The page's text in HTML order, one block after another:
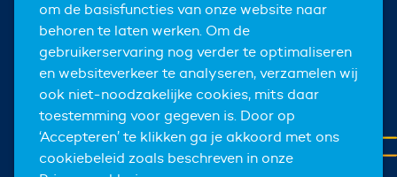
Over ons
Over Fortes
Nieuws & events
Carrières
Contact
om de basisfuncties van onze website naar
behoren te laten werken. Om de
gebruikerservaring nog verder te optimaliseren
en websiteverkeer te analyseren, verzamelen wij
ook niet-noodzakelijke cookies, mits daar
toestemming voor gegeven is. Door op
‘Accepteren’ te klikken ga je akkoord met ons
cookiebeleid zoals beschreven in onze